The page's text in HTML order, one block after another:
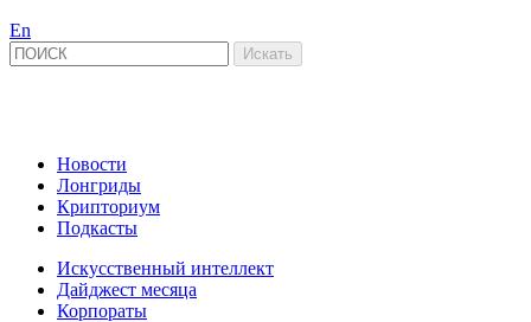
En
Новости
Лонгриды
Крипториум
Подкасты
Искусственный интеллект
Дайджест месяца
Корпораты